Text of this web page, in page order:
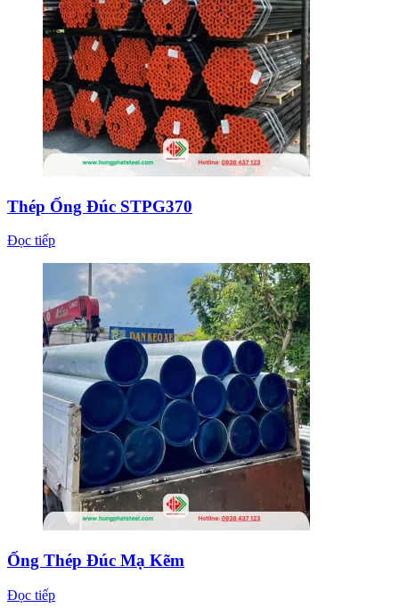
Thép Ống Đúc STPG370
Đọc tiếp
Ống Thép Đúc Mạ Kẽm
Đọc tiếp